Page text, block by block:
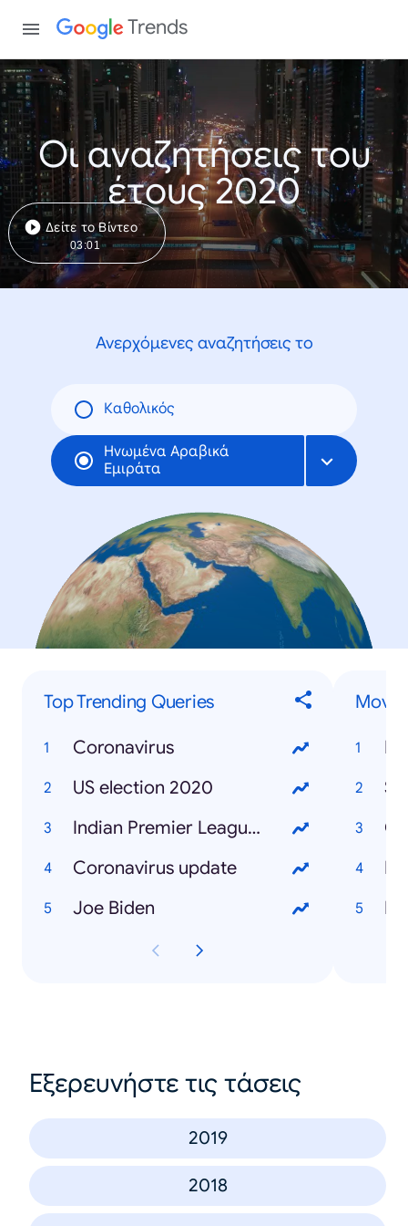
Trends
Οι αναζητήσεις του
έτους 2020
Δείτε το Βίντεο
03:01
Ανερχόμενες αναζητήσεις το
Καθολικός
Ηνωμένα Αραβικά
Εμιράτα
Top Trending Queries
Coronavirus
US election 2020
Indian Premier League (IPL)
Coronavirus update
Joe Biden
Εξερευνήστε τις τάσεις
2019
2018